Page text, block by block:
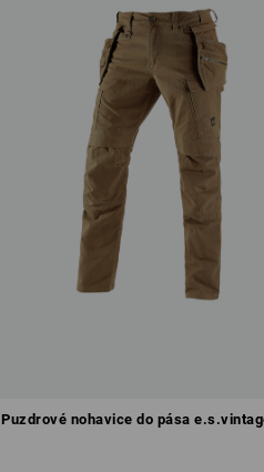
Puzdrové nohavice do pása